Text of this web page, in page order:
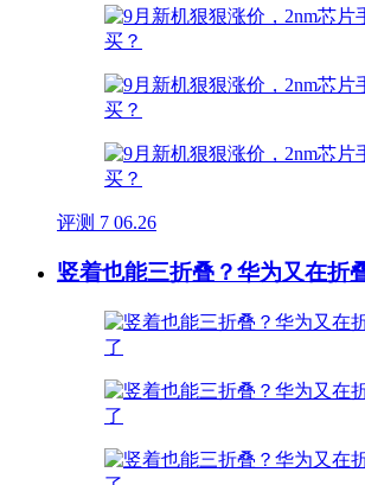
评测 7 06.26
竖着也能三折叠？华为又在折